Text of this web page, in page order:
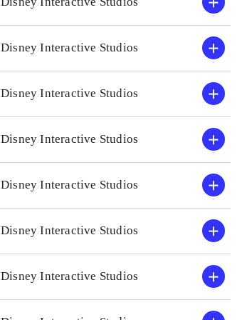
Disney Interactive Studios
Disney Interactive Studios
Disney Interactive Studios
Disney Interactive Studios
Disney Interactive Studios
Disney Interactive Studios